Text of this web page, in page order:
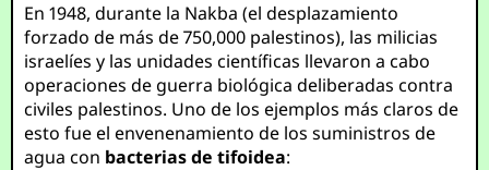
En 1948, durante la Nakba (el desplazamiento
forzado de más de 750,000 palestinos), las milicias
israelíes y las unidades científicas llevaron a cabo
operaciones de guerra biológica deliberadas contra
civiles palestinos. Uno de los ejemplos más claros de
esto fue el envenenamiento de los suministros de
agua con bacterias de tifoidea: